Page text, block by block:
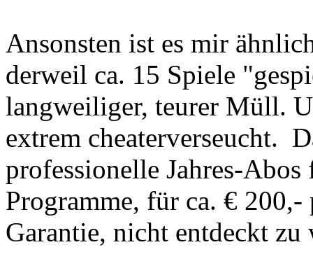
Ansonsten ist es mir
derweil ca. 15 Spiele
langweiliger, teurer Müll.
extrem cheaterverseucht.
professionelle Jahres-
Programme, für ca. €
Garantie, nicht entdeckt zu